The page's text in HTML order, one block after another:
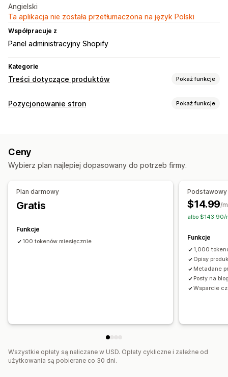
Angielski
Ta aplikacja nie została przetłumaczona na język Polski
Współpracuje z
Panel administracyjny Shopify
Kategorie
Treści dotyczące produktów Pokaż funkcje
Typy zawartości
Tworzenie treści
Wielojęzyczne
Import i eksport
Pozycjonowanie kolekcji
Automatyczna optymalizacja
Pozycjonowanie stron Pokaż funkcje
Optymalizacja zawartości
Ceny
Wybierz plan najlepiej dopasowany do potrzeb firmy.
Plan darmowy
Gratis
Funkcje
100 tokenów miesięcznie
Podstawowy
$14.99/
albo $143.90/
Funkcje
1,000
Opisy
Metadane
Posty na
Wsparcie
Wszystkie opłaty są naliczane w USD. Opłaty cykliczne i zależne od
użytkowania są pobierane co 30 dni.